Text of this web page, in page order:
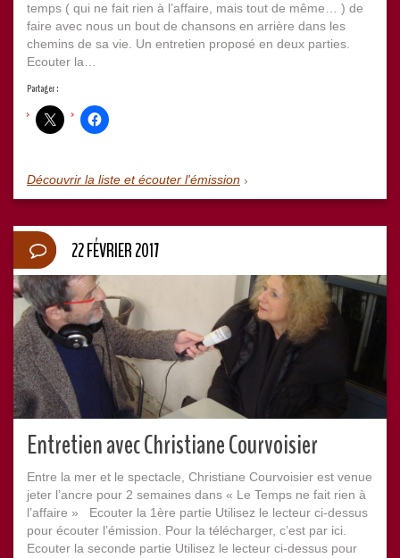
temps ( qui ne fait rien à l’affaire, mais tout de même… ) de
faire avec nous un bout de chansons en arrière dans les
chemins de sa vie. Un entretien proposé en deux parties.
Ecouter la…
Partager :
Découvrir la liste et écouter l'émission
Entretien avec Christiane Courvoisier
Entre la mer et le spectacle, Christiane Courvoisier est venue
jeter l’ancre pour 2 semaines dans « Le Temps ne fait rien à
l’affaire » Ecouter la 1ère partie Utilisez le lecteur ci-dessus
pour écouter l’émission. Pour la télécharger, c’est par ici.
Ecouter la seconde partie Utilisez le lecteur ci-dessus pour
22 FÉVRIER 2017